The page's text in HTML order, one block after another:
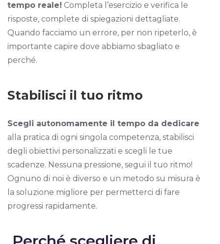
tempo reale! Completa l’esercizio e verifica le
risposte, complete di spiegazioni dettagliate.
Quando facciamo un errore, per non ripeterlo, è
importante capire dove abbiamo sbagliato e
perché.
Stabilisci il tuo ritmo
Scegli autonomamente il tempo da dedicare
alla pratica di ogni singola competenza, stabilisci
degli obiettivi personalizzati e scegli le tue
scadenze. Nessuna pressione, segui il tuo ritmo!
Ognuno di noi è diverso e un metodo su misura è
la soluzione migliore per permetterci di fare
progressi rapidamente.